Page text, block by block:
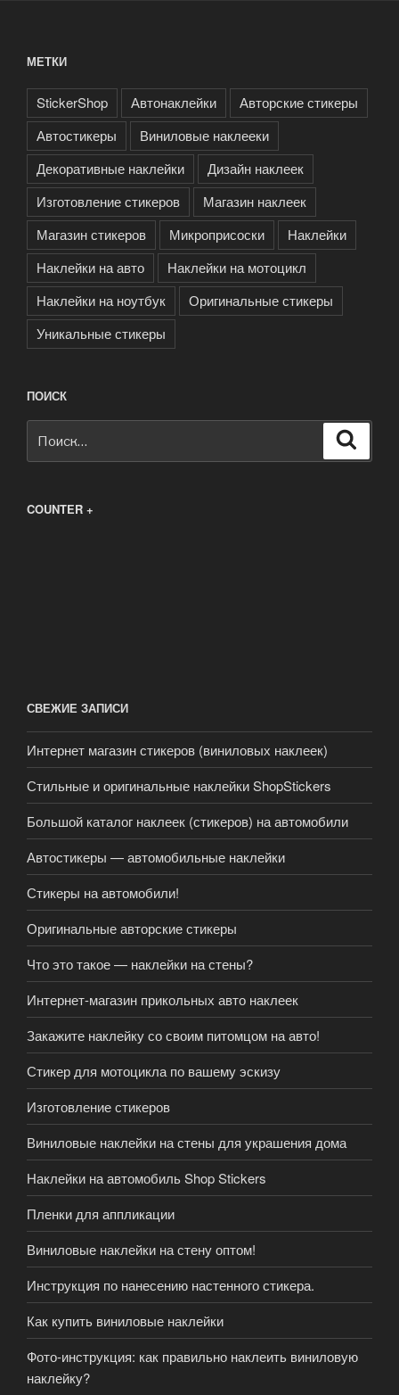
МЕТКИ
StickerShop Автонаклейки
Авторские стикеры
Автостикеры
Виниловые наклееки
Декоративные наклейки
Дизайн наклеек
Изготовление стикеров
Магазин наклеек
Магазин стикеров
Микроприсоски
Наклейки
Наклейки на авто
Наклейки на мотоцикл
Наклейки на ноутбук
Оригинальные стикеры
Уникальные стикеры
ПОИСК
COUNTER +
СВЕЖИЕ ЗАПИСИ
Интернет магазин стикеров (виниловых наклеек)
Стильные и оригинальные наклейки ShopStickers
Большой каталог наклеек (стикеров) на автомобили
Автостикеры — автомобильные наклейки
Стикеры на автомобили!
Оригинальные авторские стикеры
Что это такое — наклейки на стены?
Интернет-магазин прикольных авто наклеек
Закажите наклейку со своим питомцом на авто!
Стикер для мотоцикла по вашему эскизу
Изготовление стикеров
Виниловые наклейки на стены для украшения дома
Наклейки на автомобиль Shop Stickers
Пленки для аппликации
Виниловые наклейки на стену оптом!
Инструкция по нанесению настенного стикера.
Как купить виниловые наклейки
Фото-инструкция: как правильно наклеить виниловую
наклейку?